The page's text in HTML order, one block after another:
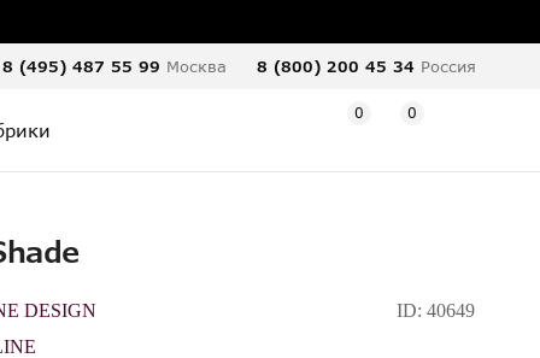
8 (495) 487 55 99 Москва 8 (800) 200 45 34 Россия
0 0
DESIGN
ID:40649